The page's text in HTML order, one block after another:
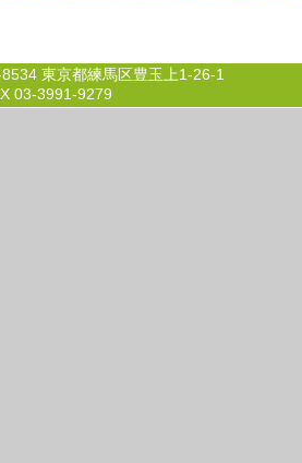
東京都練馬区豊玉上1-26-1
03-3991-9279